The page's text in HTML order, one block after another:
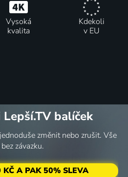
Vysoká
kvalita
Kdekoli
v EU
balíček
změnit nebo zrušit. Vše
závazku.
A PAK 50% SLEVA